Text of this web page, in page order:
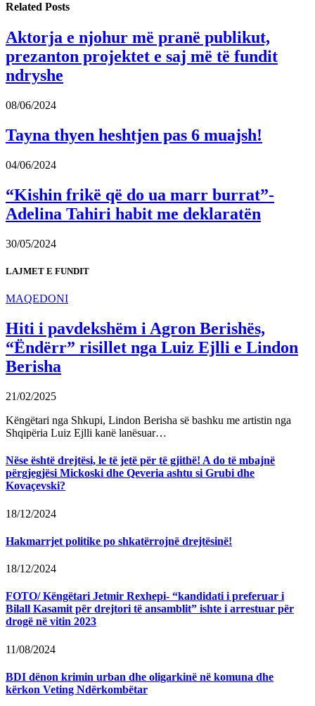
Related Posts
Aktorja e njohur më pranë publikut,
prezanton projektet e saj më të fundit
ndryshe
08/06/2024
Tayna thyen heshtjen pas 6 muajsh!
04/06/2024
“Kishin frikë që do ua marr burrat”-
Adelina Tahiri habit me deklaratën
30/05/2024
LAJMET E FUNDIT
MAQEDONI
Hiti i pavdekshëm i Agron Berishës,
“Ëndërr” risillet nga Luiz Ejlli e Lindon
Berisha
21/02/2025
Këngëtari nga Shkupi, Lindon Berisha së bashku me artistin nga
Shqipëria Luiz Ejlli kanë lanësuar…
Nëse është drejtësi, le të jetë për të gjithë! A do të mbajnë
përgjegjësi Mickoski dhe Qeveria ashtu si Grubi dhe
Kovaçevski?
18/12/2024
Hakmarrjet politike po shkatërrojnë drejtësinë!
18/12/2024
FOTO/ Këngëtari Jetmir Rexhepi- “kandidati i preferuar i
Bilall Kasamit për drejtori të ansamblit” ishte i arrestuar për
drogë në vitin 2023
11/08/2024
BDI dënon krimin urban dhe oligarkinë në komuna dhe
kërkon Veting Ndërkombëtar